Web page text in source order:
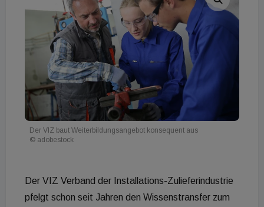
Der VIZ baut Weiterbildungsangebot konsequent aus
© adobestock
Der VIZ Verband der Installations-Zulieferindustrie
pfelgt schon seit Jahren den Wissenstransfer zum